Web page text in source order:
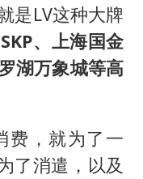
是LV这种大牌
、上海国金
湖万象城等高
费，就为了一
了消遣，以及